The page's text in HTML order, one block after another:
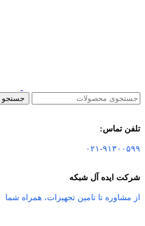
جستجو
تلفن تماس:
۰۲۱-۹۱۳۰۰۵۹۹
شرکت ایده آل شبکه
از مشاوره تا تامین تجهیزات، همراه شما